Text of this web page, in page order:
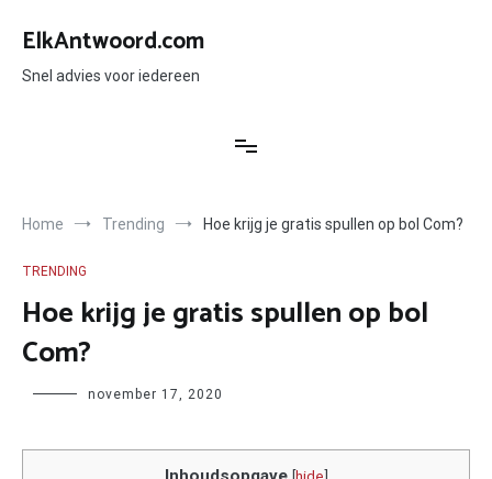
naar
inhoud
ElkAntwoord.com
Snel advies voor iedereen
Home Trending Hoe krijg je gratis spullen op bol Com?
TRENDING
Hoe krijg je gratis spullen op bol
Com?
Author november 17, 2020